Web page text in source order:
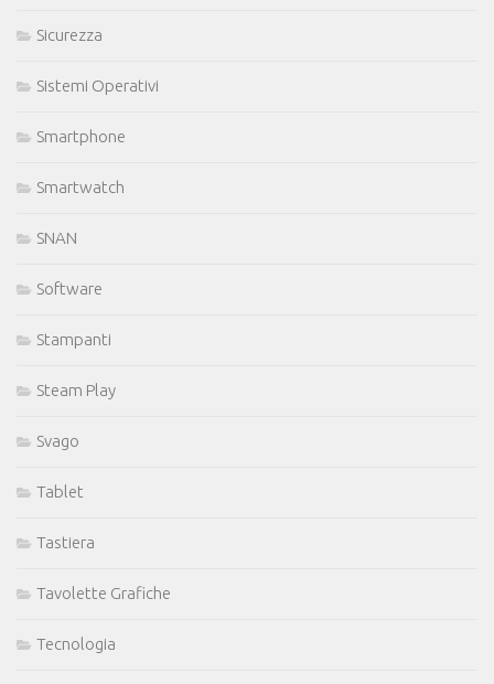
Sicurezza
Sistemi Operativi
Smartphone
Smartwatch
SNAN
Software
Stampanti
Steam Play
Svago
Tablet
Tastiera
Tavolette Grafiche
Tecnologia